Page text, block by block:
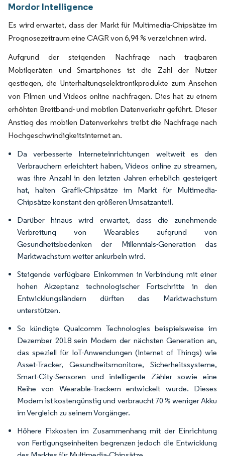
Mordor Intelligence
Es wird erwartet, dass der Markt für Multimedia-Chipsätze im
Prognosezeitraum eine CAGR von 6,94 % verzeichnen wird.
Aufgrund der steigenden Nachfrage nach tragbaren
Mobilgeräten und Smartphones ist die Zahl der Nutzer
gestiegen, die Unterhaltungselektronikprodukte zum Ansehen
von Filmen und Videos online nachfragen. Dies hat zu einem
erhöhten Breitband- und mobilen Datenverkehr geführt. Dieser
Anstieg des mobilen Datenverkehrs treibt die Nachfrage nach
Hochgeschwindigkeitsinternet an.
Da verbesserte Interneteinrichtungen weltweit es den
Verbrauchern erleichtert haben, Videos online zu streamen,
was ihre Anzahl in den letzten Jahren erheblich gesteigert
hat, halten Grafik-Chipsätze im Markt für Multimedia-
Chipsätze konstant den größeren Umsatzanteil.
Darüber hinaus wird erwartet, dass die zunehmende
Verbreitung von Wearables aufgrund von
Gesundheitsbedenken der Millennials-Generation das
Marktwachstum weiter ankurbeln wird.
Steigende verfügbare Einkommen in Verbindung mit einer
hohen Akzeptanz technologischer Fortschritte in den
Entwicklungsländern dürften das Marktwachstum
unterstützen.
So kündigte Qualcomm Technologies beispielsweise im
Dezember 2018 sein Modem der nächsten Generation an,
das speziell für IoT-Anwendungen (Internet of Things) wie
Asset-Tracker, Gesundheitsmonitore, Sicherheitssysteme,
Smart-City-Sensoren und intelligente Zähler sowie eine
Reihe von Wearable-Trackern entwickelt wurde. Dieses
Modem ist kostengünstig und verbraucht 70 % weniger Akku
im Vergleich zu seinem Vorgänger.
Höhere Fixkosten im Zusammenhang mit der Einrichtung
von Fertigungseinheiten begrenzen jedoch die Entwicklung